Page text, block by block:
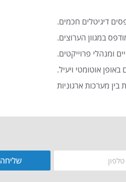
דיגיטלים חכמים.
במגוון הערוצים.
ומנהלי פרוייקטים.
שליחה